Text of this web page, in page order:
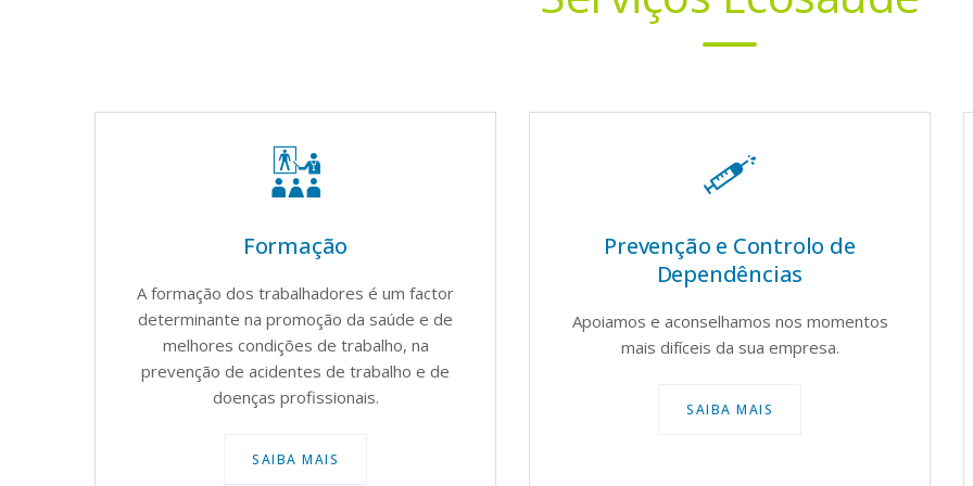
Prevenção e Controlo de
Apoiamos e aconselhamos nos momentos
mais difíceis da sua empresa.
SAIBA MAIS
Especialidades Médicas
Na Ecosaúde, as organizações e os seus
colaboradores são apoiados através de
diversas especialidades médicas.
SAIBA MAIS